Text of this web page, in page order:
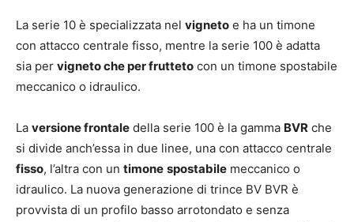
La serie 10 è specializzata nel vigneto e ha un timone
con attacco centrale fisso, mentre la serie 100 è adatta
sia per vigneto che per frutteto con un timone spostabile
meccanico o idraulico.
La versione frontale della serie 100 è la gamma BVR che
si divide anch’essa in due linee, una con attacco centrale
fisso, l’altra con un timone spostabile meccanico o
idraulico. La nuova generazione di trince BV BVR è
provvista di un profilo basso arrotondato e senza